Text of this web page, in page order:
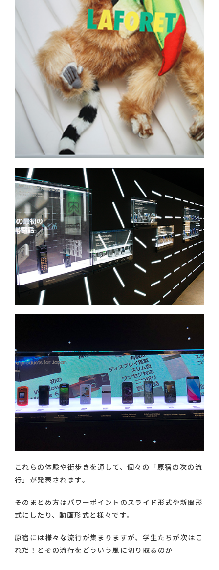
これらの体験や街歩きを通して、個々の「原宿の次の流
行」が発表されます。
そのまとめ方はパワーポイントのスライド形式や新聞形
式にしたり、動画形式と様々です。
原宿には様々な流行が集まりますが、学生たちが次はこ
れだ！とその流行をどういう風に切り取るのか